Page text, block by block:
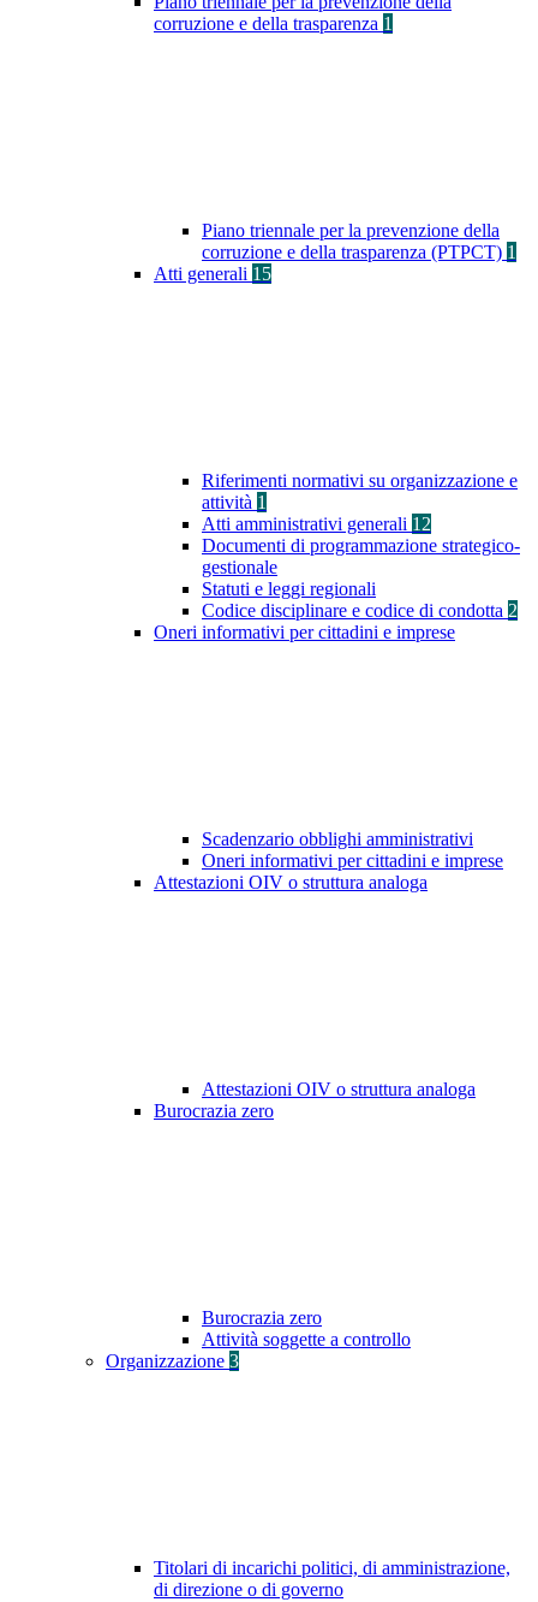
corruzione e della trasparenza 1
Piano triennale per la prevenzione della
corruzione e della trasparenza (PTPCT) 1
Atti generali 15
Riferimenti normativi su organizzazione e
attività 1
Atti amministrativi generali 12
Documenti di programmazione strategico-
gestionale
Statuti e leggi regionali
Codice disciplinare e codice di condotta 2
Oneri informativi per cittadini e imprese
Scadenzario obblighi amministrativi
Oneri informativi per cittadini e imprese
Attestazioni OIV o struttura analoga
Attestazioni OIV o struttura analoga
Burocrazia zero
Burocrazia zero
Attività soggette a controllo
Organizzazione 3
Titolari di incarichi politici, di amministrazione,
di direzione o di governo